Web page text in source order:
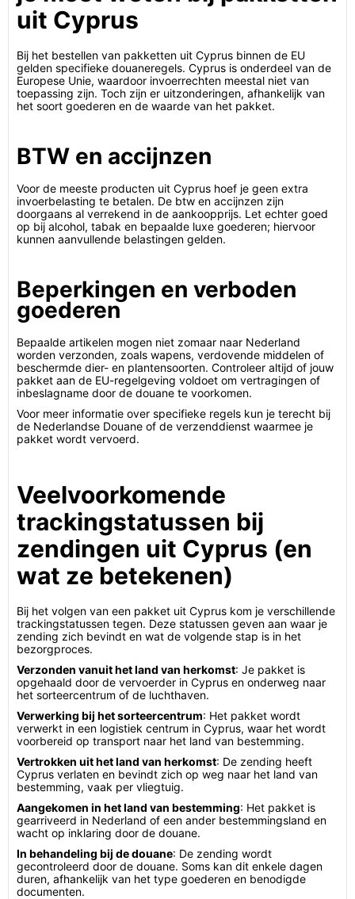
uit Cyprus
Bij het bestellen van pakketten uit Cyprus binnen de EU
gelden specifieke douaneregels. Cyprus is onderdeel van de
Europese Unie, waardoor invoerrechten meestal niet van
toepassing zijn. Toch zijn er uitzonderingen, afhankelijk van
het soort goederen en de waarde van het pakket.
BTW en accijnzen
Voor de meeste producten uit Cyprus hoef je geen extra
invoerbelasting te betalen. De btw en accijnzen zijn
doorgaans al verrekend in de aankoopprijs. Let echter goed
op bij alcohol, tabak en bepaalde luxe goederen; hiervoor
kunnen aanvullende belastingen gelden.
Beperkingen en verboden
goederen
Bepaalde artikelen mogen niet zomaar naar Nederland
worden verzonden, zoals wapens, verdovende middelen of
beschermde dier- en plantensoorten. Controleer altijd of jouw
pakket aan de EU-regelgeving voldoet om vertragingen of
inbeslagname door de douane te voorkomen.
Voor meer informatie over specifieke regels kun je terecht bij
de Nederlandse Douane of de verzenddienst waarmee je
pakket wordt vervoerd.
Veelvoorkomende
trackingstatussen bij
zendingen uit Cyprus (en
wat ze betekenen)
Bij het volgen van een pakket uit Cyprus kom je verschillende
trackingstatussen tegen. Deze statussen geven aan waar je
zending zich bevindt en wat de volgende stap is in het
bezorgproces.
Verzonden vanuit het land van herkomst: Je pakket is
opgehaald door de vervoerder in Cyprus en onderweg naar
het sorteercentrum of de luchthaven.
Verwerking bij het sorteercentrum: Het pakket wordt
verwerkt in een logistiek centrum in Cyprus, waar het wordt
voorbereid op transport naar het land van bestemming.
Vertrokken uit het land van herkomst: De zending heeft
Cyprus verlaten en bevindt zich op weg naar het land van
bestemming, vaak per vliegtuig.
Aangekomen in het land van bestemming: Het pakket is
gearriveerd in Nederland of een ander bestemmingsland en
wacht op inklaring door de douane.
In behandeling bij de douane: De zending wordt
gecontroleerd door de douane. Soms kan dit enkele dagen
duren, afhankelijk van het type goederen en benodigde
documenten.